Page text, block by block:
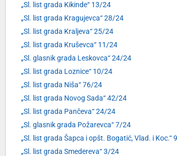
„Sl. list grada Kikinde“ 13/24
„Sl. list grada Kragujevca“ 28/24
„Sl. list grada Kraljeva“ 25/24
„Sl. list grada Kruševca“ 11/24
„Sl. glasnik grada Leskovca“ 24/24
„Sl. list grada Loznice“ 10/24
„Sl. list grada Niša“ 76/24
„Sl. list grada Novog Sada“ 42/24
„Sl. list grada Pančeva“ 24/24
„Sl. glasnik grada Požarevca“ 7/24
„Sl. list grada Šapca i opšt. Bogatić, Vlad. i Koc.“
„Sl. list grada Smedereva“ 3/24